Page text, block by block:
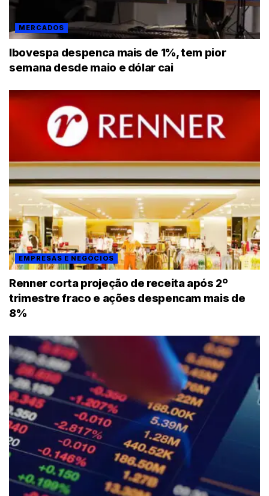
MERCADOS
Ibovespa despenca mais de 1%, tem pior
semana desde maio e dólar cai
EMPRESAS E NEGÓCIOS
Renner corta projeção de receita após 2º
trimestre fraco e ações despencam mais de
8%